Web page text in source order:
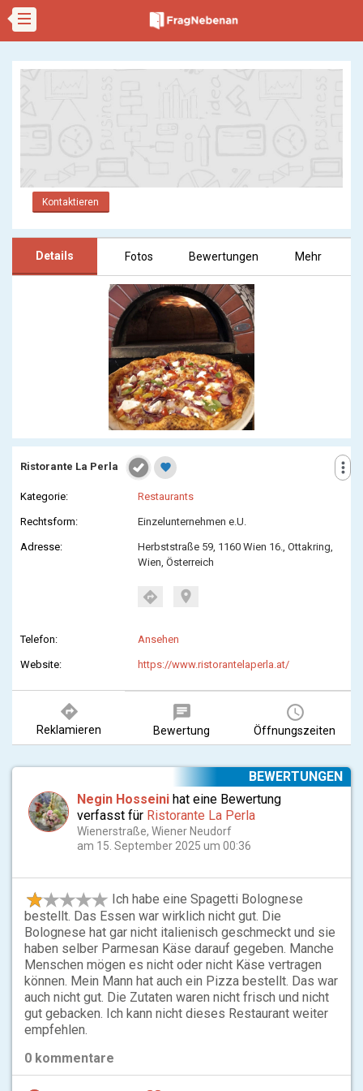
Kontaktieren
Details Fotos Bewertungen Mehr
more_vert
Ristorante La Perla favorite
Kategorie: Restaurants
Rechtsform: Einzelunternehmen e.U.
Adresse:
Herbststraße 59, 1160 Wien 16., Ottakring,
Wien, Österreich
directions location_on
Telefon: Ansehen
Website: https://www.ristorantelaperla.at/
directions
Reklamieren
chat
Bewertung
query_builder
Öffnungszeiten
BEWERTUNGEN
Negin Hosseini hat eine Bewertung
verfasst für Ristorante La Perla
Wienerstraße, Wiener Neudorf
am 15. September 2025 um 00:36
Ich habe eine Spagetti Bolognese
bestellt. Das Essen war wirklich nicht gut. Die
Bolognese hat gar nicht italienisch geschmeckt und sie
haben selber Parmesan Käse darauf gegeben. Manche
Menschen mögen es nicht oder nicht Käse vertragen
können. Mein Mann hat auch ein Pizza bestellt. Das war
auch nicht gut. Die Zutaten waren nicht frisch und nicht
gut gebacken. Ich kann nicht dieses Restaurant weiter
empfehlen.
0 kommentare